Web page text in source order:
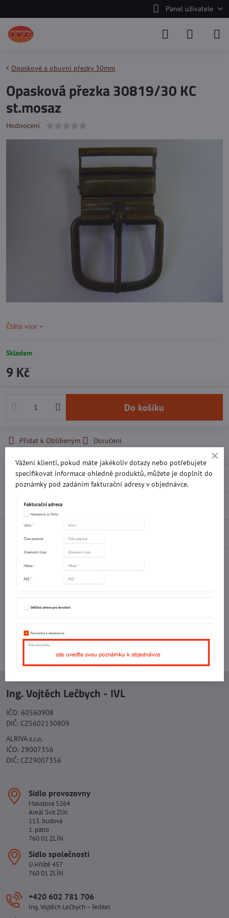
Panel uživatele
Opaskové a obuvní přezky 30mm
Opasková přezka 30819/30 KC
st.mosaz
Hodnocení
Čtěte více
Skladem
9 Kč
Do košíku
Přidat k Oblíbeným Doručení
Popis
Recenze 0
FacebookTwitterBlueskyPinterestReddit
Kontaktujte nás:
+420 577 523 563
Ing. Vojtěch Lečbych - IVL
IČO: 60560908
DIČ: CZ5602130809
ALRIVA s.r.o.
IČO: 29007356
DIČ: CZ29007356
Sídlo provozovny
Malotova 5264
Areál Svit Zlín
113. budova
1. patro
760 01 ZLÍN
Sídlo společnosti
U Hřiště 457
760 01 ZLÍN
+420 602 781 706
Ing. Vojtěch Lečbych – ředitel
Vážení klienti, pokud máte jakékoliv dotazy nebo potřebujete
specifikovat informace ohledně produktů, můžete je doplnit do
poznámky pod zadáním fakturační adresy v objednávce.